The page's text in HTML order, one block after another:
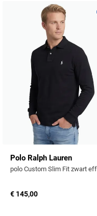
Polo Ralph Lauren
€ 145,00